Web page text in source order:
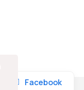
Facebook